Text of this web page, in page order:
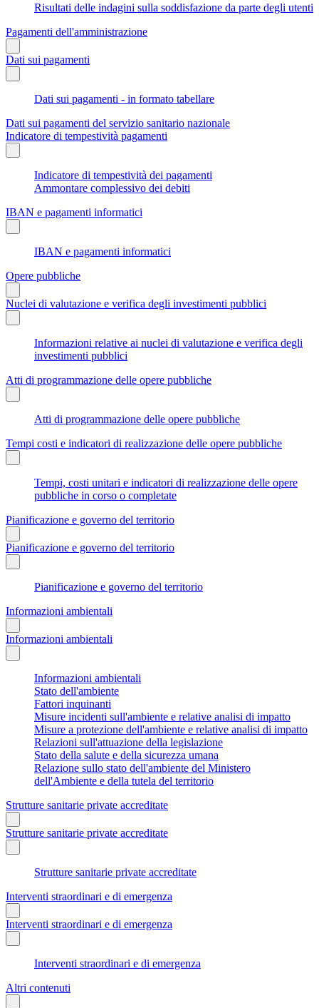
Risultati delle indagini sulla soddisfazione da parte degli utenti
Pagamenti dell'amministrazione
Dati sui pagamenti
Dati sui pagamenti - in formato tabellare
Dati sui pagamenti del servizio sanitario nazionale
Indicatore di tempestività pagamenti
Indicatore di tempestività dei pagamenti
Ammontare complessivo dei debiti
IBAN e pagamenti informatici
IBAN e pagamenti informatici
Opere pubbliche
Nuclei di valutazione e verifica degli investimenti pubblici
Informazioni relative ai nuclei di valutazione e verifica degli
investimenti pubblici
Atti di programmazione delle opere pubbliche
Atti di programmazione delle opere pubbliche
Tempi costi e indicatori di realizzazione delle opere pubbliche
Tempi, costi unitari e indicatori di realizzazione delle opere
pubbliche in corso o completate
Pianificazione e governo del territorio
Pianificazione e governo del territorio
Pianificazione e governo del territorio
Informazioni ambientali
Informazioni ambientali
Informazioni ambientali
Stato dell'ambiente
Fattori inquinanti
Misure incidenti sull'ambiente e relative analisi di impatto
Misure a protezione dell'ambiente e relative analisi di impatto
Relazioni sull'attuazione della legislazione
Stato della salute e della sicurezza umana
Relazione sullo stato dell'ambiente del Ministero
dell'Ambiente e della tutela del territorio
Strutture sanitarie private accreditate
Strutture sanitarie private accreditate
Strutture sanitarie private accreditate
Interventi straordinari e di emergenza
Interventi straordinari e di emergenza
Interventi straordinari e di emergenza
Altri contenuti